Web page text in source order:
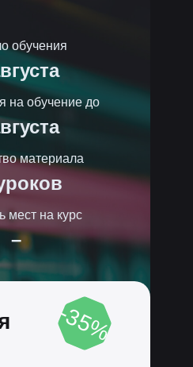
-35%
материала
обучения
на обучение до
–
мест на курс